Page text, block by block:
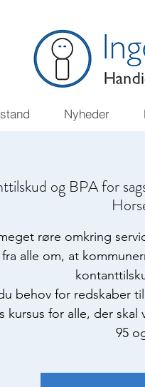
Nyheder
og BPA for
røre omkring
alle om, at
behov for redskaber
kursus for alle, der